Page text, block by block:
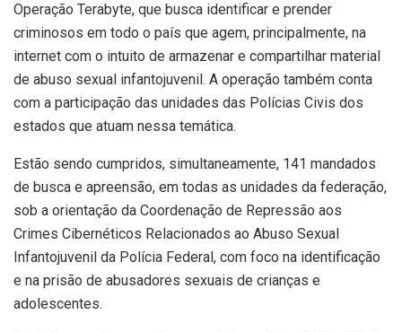
Operação Terabyte, que busca identificar e prender
criminosos em todo o país que agem, principalmente, na
internet com o intuito de armazenar e compartilhar material
de abuso sexual infantojuvenil. A operação também conta
com a participação das unidades das Polícias Civis dos
estados que atuam nessa temática.
Estão sendo cumpridos, simultaneamente, 141 mandados
de busca e apreensão, em todas as unidades da federação,
sob a orientação da Coordenação de Repressão aos
Crimes Cibernéticos Relacionados ao Abuso Sexual
Infantojuvenil da Polícia Federal, com foco na identificação
e na prisão de abusadores sexuais de crianças e
adolescentes.